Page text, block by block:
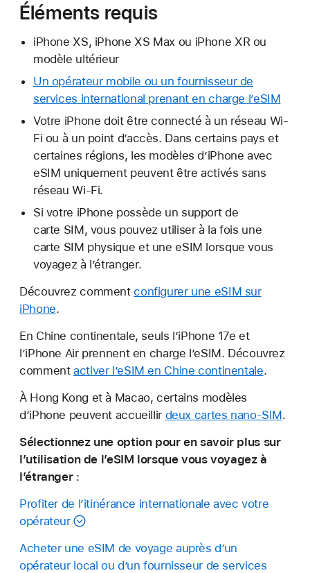
Éléments requis
iPhone XS, iPhone XS Max ou iPhone XR ou
modèle ultérieur
Un opérateur mobile ou un fournisseur de
services international prenant en charge l’eSIM
Votre iPhone doit être connecté à un réseau Wi-
Fi ou à un point d’accès. Dans certains pays et
certaines régions, les modèles d’iPhone avec
eSIM uniquement peuvent être activés sans
réseau Wi-Fi.
Si votre iPhone possède un support de
carte SIM, vous pouvez utiliser à la fois une
carte SIM physique et une eSIM lorsque vous
voyagez à l’étranger.
Découvrez commentconfigurer une eSIM sur
iPhone.
En Chine continentale, seuls l’iPhone 17e et
l’iPhone Air prennent en charge l’eSIM. Découvrez
commentactiver l’eSIM en Chine continentale.
À Hong Kong et à Macao, certains modèles
d’iPhone peuvent accueillir deux cartes nano-SIM.
Sélectionnez une option pour en savoir plus sur
l’utilisation de l’eSIM lorsque vous voyagez à
l’étranger:
Profiter de l’itinérance internationale avec votre
opérateur
Acheter une eSIM de voyage auprès d’un
opérateur local ou d’un fournisseur de services